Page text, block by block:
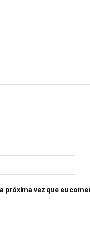
próxima vez que eu